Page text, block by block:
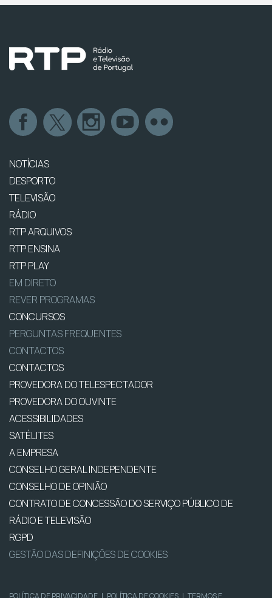
NOTÍCIAS
DESPORTO
TELEVISÃO
RÁDIO
RTP ARQUIVOS
RTP ENSINA
RTP PLAY
EM DIRETO
REVER PROGRAMAS
CONCURSOS
PERGUNTAS FREQUENTES
CONTACTOS
CONTACTOS
PROVEDORA DO TELESPECTADOR
PROVEDORA DO OUVINTE
ACESSIBILIDADES
SATÉLITES
A EMPRESA
CONSELHO GERAL INDEPENDENTE
CONSELHO DE OPINIÃO
CONTRATO DE CONCESSÃO DO SERVIÇO PÚBLICO DE
RÁDIO E TELEVISÃO
RGPD
GESTÃO DAS DEFINIÇÕES DE COOKIES
POLÍTICA DE PRIVACIDADE | POLÍTICA DE COOKIES | TERMOS E